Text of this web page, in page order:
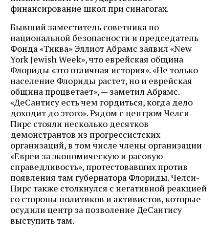
финансирование школ при синагогах.
Бывший заместитель советника по
национальной безопасности и председатель
Фонда «Тиква» Эллиот Абрамс заявил «New
York Jewish Week», что еврейская община
Флориды «это отличная история». «Не только
население Флориды растет, но и еврейская
община процветает», — заметил Абрамс.
«ДеСантису есть чем гордиться, когда дело
доходит до этого». Рядом с центром Челси-
Пирс стояли несколько десятков
демонстрантов из прогрессистских
организаций, в том числе члены организации
«Евреи за экономическую и расовую
справедливость», протестовавших против
появления там губернатора Флориды. Челси-
Пирс также столкнулся с негативной реакцией
со стороны политиков и активистов, которые
осудили центр за позволение ДеСантису
выступить там.